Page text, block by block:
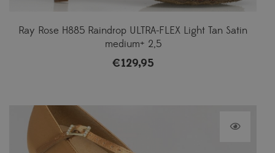
Ray Rose H885 Raindrop ULTRA-FLEX Light Tan Satin
medium+ 2,5
€129,95